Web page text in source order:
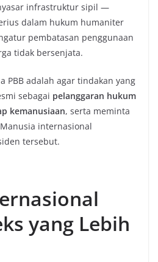
infrastruktur sipil —
dalam hukum humaniter
pembatasan penggunaan
tidak bersenjata.
PBB adalah agar tindakan yang
sebagai pelanggaran hukum
kemanusiaan, serta meminta
internasional
tersebut.
yang Lebih